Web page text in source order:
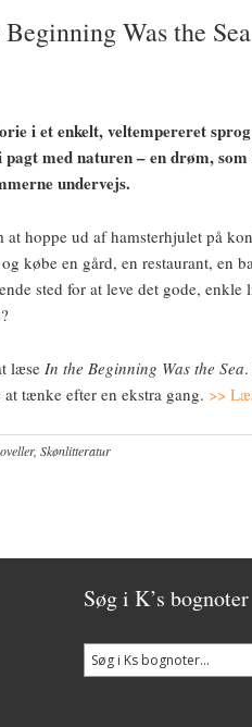
Was the Sea
i et enkelt, veltempereret
med naturen – en drøm,
undervejs.
hoppe ud af hamsterhjulet på
købe en gård, en restaurant, en
sted for at leve det gode, enkle
læse In the Beginning Was the Sea
tænke efter en ekstra gang. >>
, Skønlitteratur
Søg i K’s bognoter